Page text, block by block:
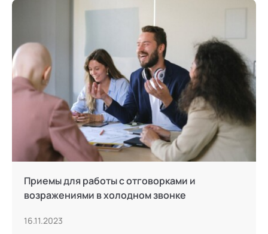
Приемы для работы с отговорками и
возражениями в холодном звонке
16.11.2023